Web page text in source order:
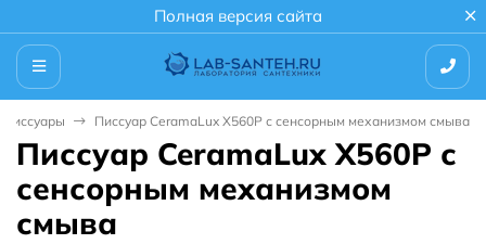
Полная версия сайта
Писсуары Писсуар CeramaLux X560P с сенсорным механизмом смыва
Писсуар CeramaLux X560P с
сенсорным механизмом
смыва